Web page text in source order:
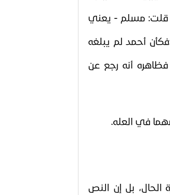
قلت: مسلم - يعني
أحمد لم يبلغه
فظاهره أنه رجع عن
في العله.
الحال، بل إن النص